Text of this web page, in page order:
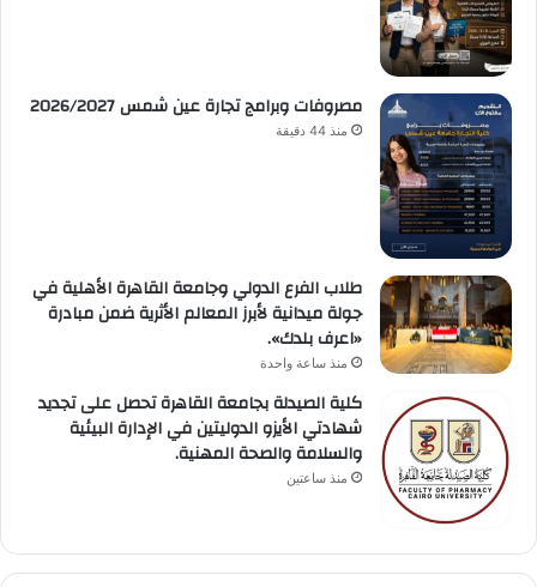
مصروفات وبرامج تجارة عين شمس 2026/2027
منذ 44 دقيقة
طلاب الفرع الدولي وجامعة القاهرة الأهلية في
جولة ميدانية لأبرز المعالم الأثرية ضمن مبادرة
«اعرف بلدك».
منذ ساعة واحدة
كلية الصيدلة بجامعة القاهرة تحصل على تجديد
شهادتي الأيزو الدوليتين في الإدارة البيئية
والسلامة والصحة المهنية.
منذ ساعتين